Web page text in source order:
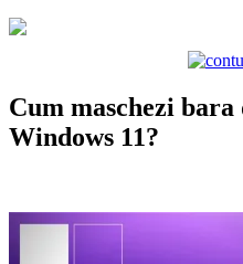
Cum maschezi
Windows 11?